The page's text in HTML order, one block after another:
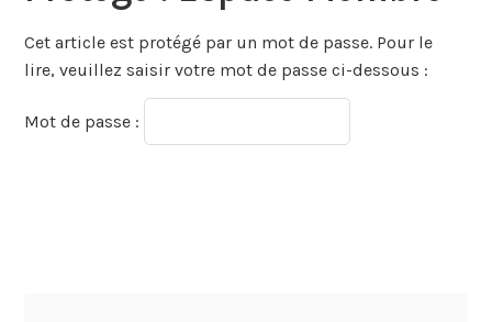
Cet article est protégé par un mot de passe. Pour le
lire, veuillez saisir votre mot de passe ci-dessous :
Mot de passe :